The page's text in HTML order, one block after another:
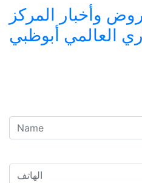
وأخبار المركز
العالمي أبوظبي